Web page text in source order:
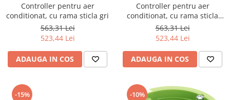
Aplica LED
Profil banda LED
Iluminat festiv
Fotosenzori si Senzori de miscare
Sina Magnetica Slim LIMBO
Iluminat decorativ de Craciun
Controller pentru aer
conditionat, cu rama sticla gri
563,31 Lei
523,44 Lei
ADAUGA IN COS
Controller pentru aer
conditionat, cu rama sticla
auriu
563,31 Lei
523,44 Lei
ADAUGA IN COS
-15% -10%